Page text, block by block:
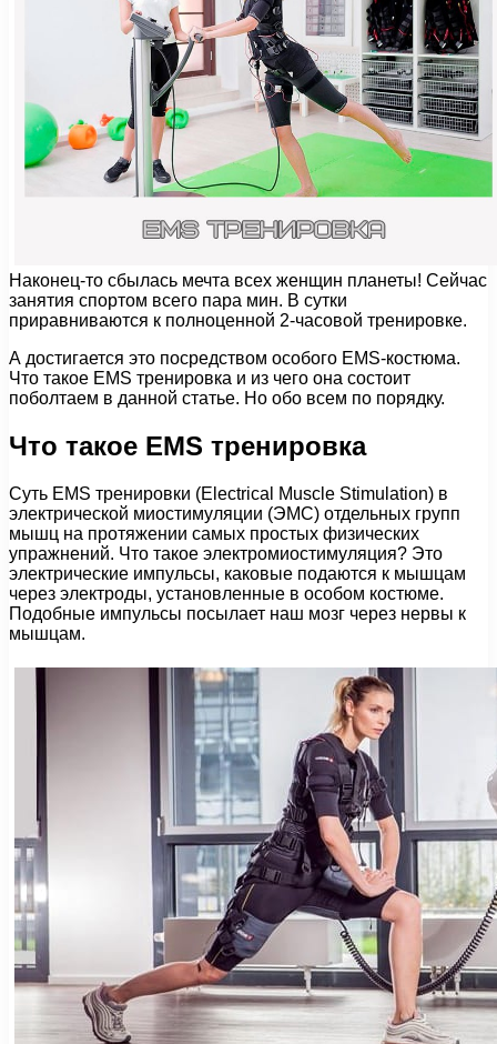
Наконец-то сбылась мечта всех женщин планеты! Сейчас
занятия спортом всего пара мин. В сутки
приравниваются к полноценной 2-часовой тренировке.
А достигается это посредством особого EMS-костюма.
Что такое EMS тренировка и из чего она состоит
поболтаем в данной статье. Но обо всем по порядку.
Что такое EMS тренировка
Суть EMS тренировки (Electrical Muscle Stimulation) в
электрической миостимуляции (ЭМС) отдельных групп
мышц на протяжении самых простых физических
упражнений. Что такое электромиостимуляция? Это
электрические импульсы, каковые подаются к мышцам
через электроды, установленные в особом костюме.
Подобные импульсы посылает наш мозг через нервы к
мышцам.